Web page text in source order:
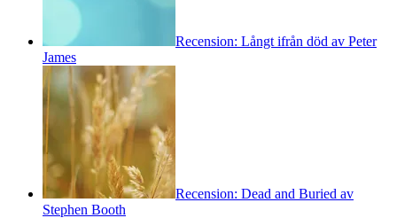
Recension: Långt ifrån död av Peter
James
Recension: Dead and Buried av
Stephen Booth